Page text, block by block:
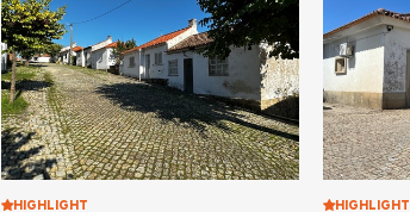
HIGHLIGHT HIGHLIGHT